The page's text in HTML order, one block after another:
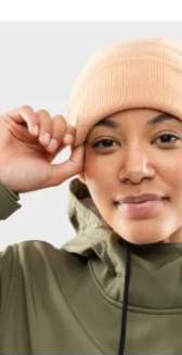
3 χρόνια πριν
Κοινοποίηση 3 χρόνια πριν